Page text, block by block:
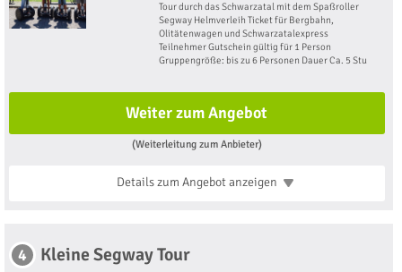
Tour durch das Schwarzatal mit dem Spaßroller
Segway Helmverleih Ticket für Bergbahn,
Olitätenwagen und Schwarzatalexpress
Teilnehmer Gutschein gültig für 1 Person
Gruppengröße: bis zu 6 Personen Dauer Ca. 5 Stu
Weiter zum Angebot
(Weiterleitung zum Anbieter)
Details zum Angebotanzeigen
4 Kleine Segway Tour